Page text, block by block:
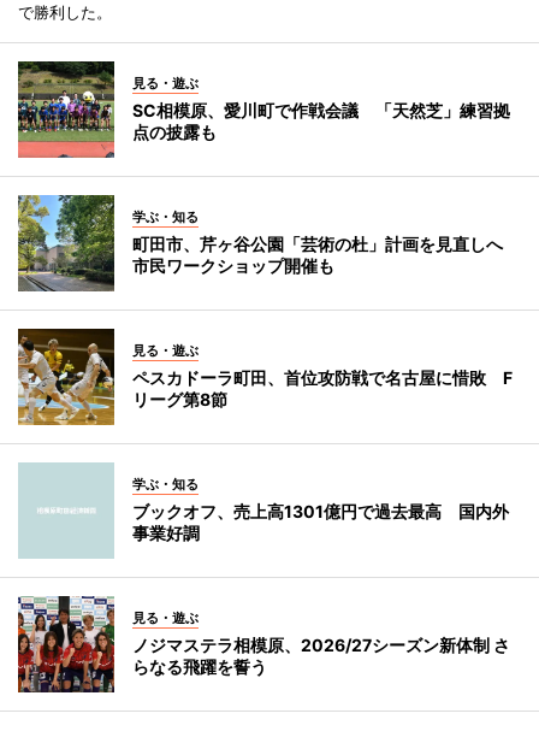
で勝利した。
見る・遊ぶ
SC相模原、愛川町で作戦会議 「天然芝」練習拠
点の披露も
学ぶ・知る
町田市、芹ヶ谷公園「芸術の杜」計画を見直しへ
市民ワークショップ開催も
見る・遊ぶ
ペスカドーラ町田、首位攻防戦で名古屋に惜敗 F
リーグ第8節
学ぶ・知る
ブックオフ、売上高1301億円で過去最高 国内外
事業好調
見る・遊ぶ
ノジマステラ相模原、2026/27シーズン新体制 さ
らなる飛躍を誓う